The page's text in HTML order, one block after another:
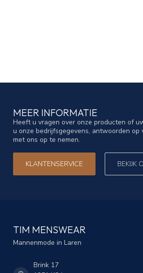
MEER INFORMATIE
Heeft u vragen over onze producten of
u onze bedrijfsgegevens, antwoorden
met ons op te nemen.
KLANTENSERVICE BEKIJK
TIM MENSWEAR
Mannenmode in Laren
Brink 17